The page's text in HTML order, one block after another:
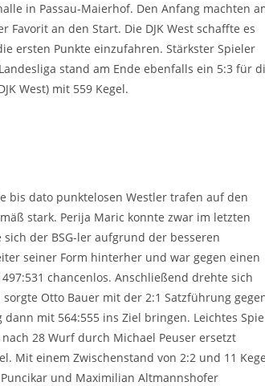
in Passau-Maierhof. Den Anfang machten
Favorit an den Start. Die DJK West schaffte es
ersten Punkte einzufahren. Stärkster Spieler
stand am Ende ebenfalls ein 5:3 für
West) mit 559 Kegel.
bis dato punktelosen Westler trafen auf den
stark. Perija Maric konnte zwar im letzten
der BSG-ler aufgrund der besseren
seiner Form hinterher und war gegen einen
chancenlos. Anschließend drehte sich
Otto Bauer mit der 2:1 Satzführung
mit 564:555 ins Ziel bringen. Leichtes
28 Wurf durch Michael Peuser ersetzt
Mit einem Zwischenstand von 2:2 und 11
und Maximilian Altmannshofer